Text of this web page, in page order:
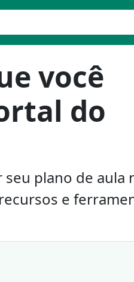
você
do
plano de aula
e